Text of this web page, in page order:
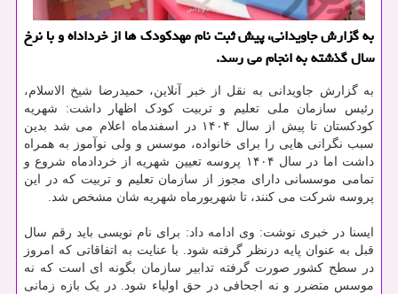
به گزارش جاویدانی، پیش ثبت نام مهدکودک ها از خرداداه و با نرخ
سال گذشته به انجام می رسد.
به گزارش جاویدانی به نقل از خبر آنلاین، حمیدرضا شیخ الاسلام،
رئیس سازمان ملی تعلیم و تربیت کودک اظهار داشت: شهریه
کودکستان تا پیش از سال ۱۴۰۴ در اسفندماه اعلام می شد بدین
سبب نگرانی هایی را برای خانواده، موسس و ولی نوآموز به همراه
داشت اما در سال ۱۴۰۴ پروسه تعیین شهریه از خردادماه شروع و
تمامی موسسانی دارای مجوز از سازمان تعلیم و تربیت که در این
پروسه شرکت می کنند، تا شهریورماه شهریه شان مشخص شد.
ایسنا در خبری نوشت: وی ادامه داد: برای نام نویسی باید رقم سال
قبل به عنوان پایه درنظر گرفته شود. با عنایت به اتفاقاتی که امروز
در سطح کشور صورت گرفته تدابیر سازمان بگونه ای است که نه
موسس متضرر و نه اجحافی در حق اولیاء شود. در یک بازه زمانی